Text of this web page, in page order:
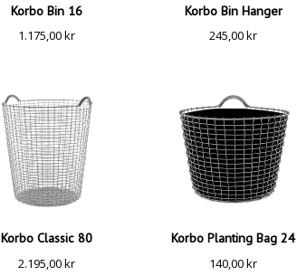
Korbo Bin 16
1.175,00kr
Korbo Bin Hanger
245,00kr
Korbo Classic 80
2.195,00kr
Korbo Planting Bag 24
140,00kr